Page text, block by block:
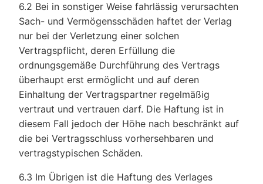
6.2 Bei in sonstiger Weise fahrlässig verursachten
Sach- und Vermögensschäden haftet der Verlag
nur bei der Verletzung einer solchen
Vertragspflicht, deren Erfüllung die
ordnungsgemäße Durchführung des Vertrags
überhaupt erst ermöglicht und auf deren
Einhaltung der Vertragspartner regelmäßig
vertraut und vertrauen darf. Die Haftung ist in
diesem Fall jedoch der Höhe nach beschränkt auf
die bei Vertragsschluss vorhersehbaren und
vertragstypischen Schäden.
6.3 Im Übrigen ist die Haftung des Verlages